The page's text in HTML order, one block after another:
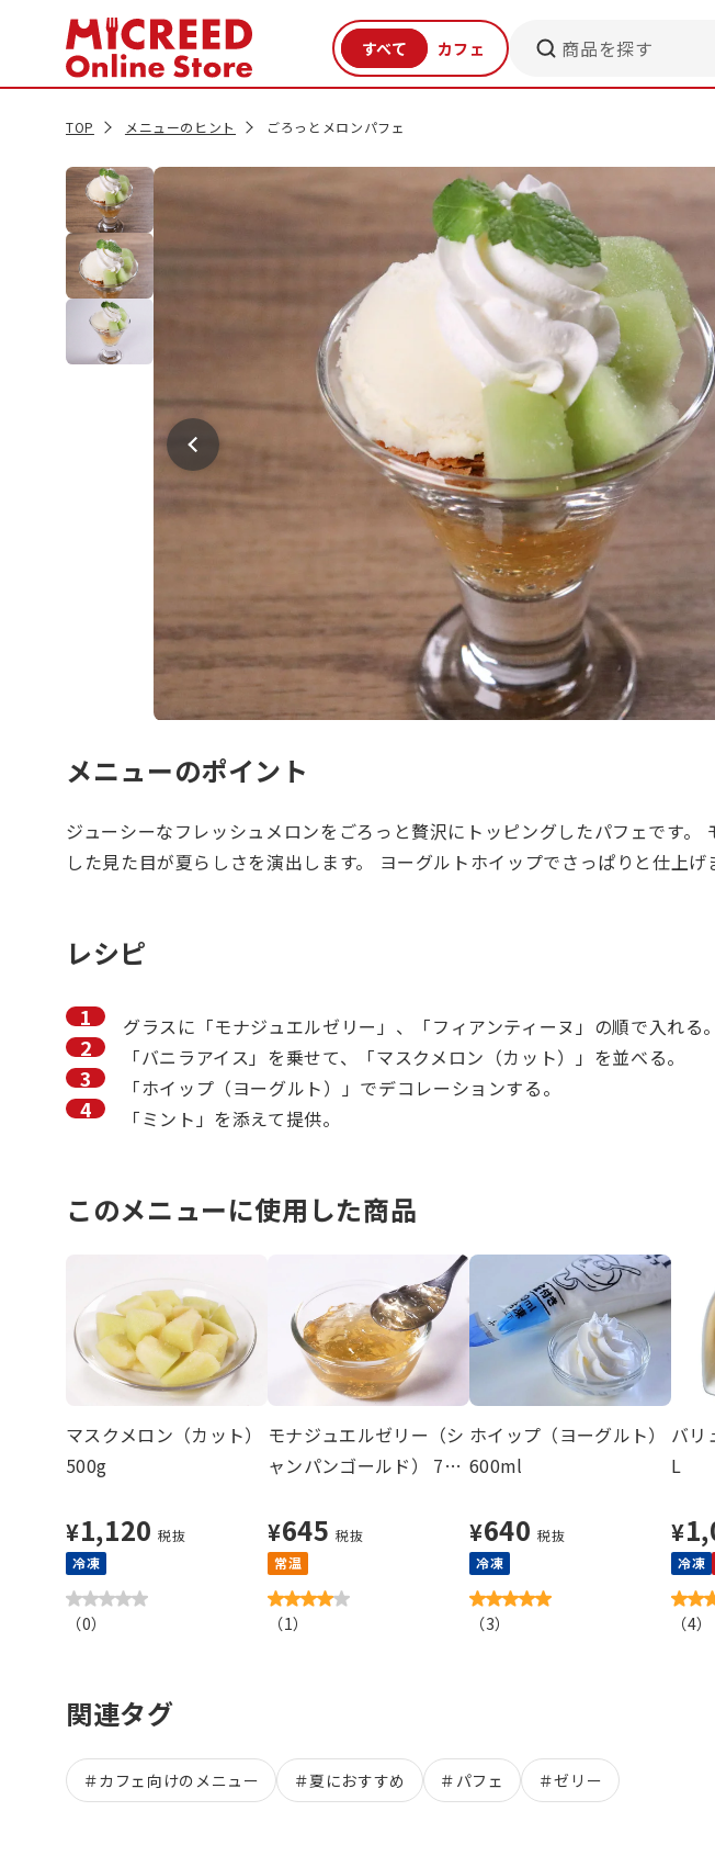
商品を探す
TOP メニューのヒント ごろっとメロンパフェ
メニューのポイント
ジューシーなフレッシュメロンをごろっと贅沢にトッピングしたパフェです。
した見た目が夏らしさを演出します。 ヨーグルトホイップでさっぱりと仕上げ
レシピ
グラスに「モナジュエルゼリー」、「フィアンティーヌ」の順で入れる。
「バニラアイス」を乗せて、「マスクメロン（カット）」を並べる。
「ホイップ（ヨーグルト）」でデコレーションする。
「ミント」を添えて提供。
このメニューに使用した商品
マスクメロン（カット）
500g
¥1,120 税抜
冷凍
（0）
モナジュエルゼリー（シ
ャンパンゴールド） 720
¥645 税抜
常温
（1）
ホイップ（ヨーグルト）
600ml
¥640 税抜
冷凍
（3）
バリ
L
¥
冷凍
（4）
関連タグ
＃カフェ向けのメニュー ＃夏におすすめ ＃ パフェ ＃ゼリー